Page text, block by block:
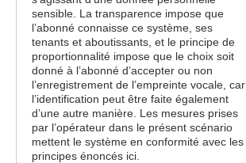
sensible. La transparence impose que
l’abonné connaisse ce système, ses
tenants et aboutissants, et le principe de
proportionnalité impose que le choix soit
donné à l’abonné d’accepter ou non
l’enregistrement de l’empreinte vocale, car
l’identification peut être faite également
d’une autre manière. Les mesures prises
par l’opérateur dans le présent scénario
mettent le système en conformité avec les
principes énoncés ici.